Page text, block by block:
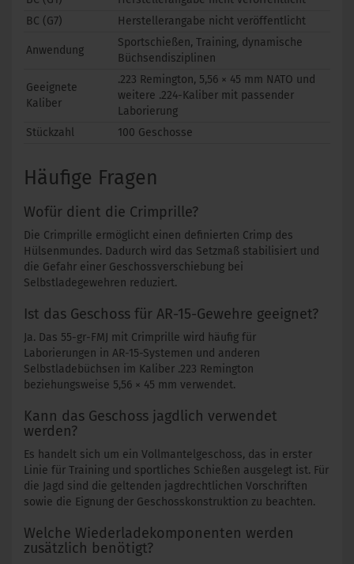
BC (G7)
Herstellerangabe nicht veröffentlicht
Anwendung
Sportschießen, Training, dynamische
Büchsendisziplinen
Geeignete
Kaliber
.223 Remington, 5,56 × 45 mm NATO und
weitere .224-Kaliber mit passender
Laborierung
Stückzahl
100 Geschosse
Häufige Fragen
Wofür dient die Crimprille?
Die Crimprille ermöglicht einen definierten Crimp des
Hülsenmundes. Dadurch wird das Setzmaß stabilisiert und
die Gefahr einer Geschossverschiebung bei
Selbstladegewehren reduziert.
Ist das Geschoss für AR-15-Gewehre geeignet?
Ja. Das 55-gr-FMJ mit Crimprille wird häufig für
Laborierungen in AR-15-Systemen und anderen
Selbstladebüchsen im Kaliber .223 Remington
beziehungsweise 5,56 × 45 mm verwendet.
Kann das Geschoss jagdlich verwendet
werden?
Es handelt sich um ein Vollmantelgeschoss, das in erster
Linie für Training und sportliches Schießen ausgelegt ist. Für
die Jagd sind die geltenden jagdrechtlichen Vorschriften
sowie die Eignung der Geschosskonstruktion zu beachten.
Welche Wiederladekomponenten werden
zusätzlich benötigt?